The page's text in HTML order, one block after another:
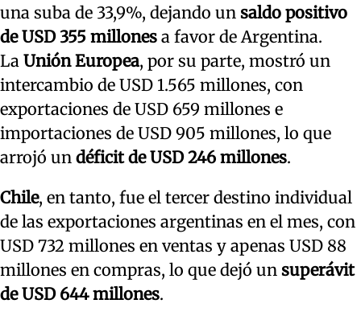
una suba de 33,9%, dejando un saldo positivo
de USD 355 millones a favor de Argentina.
La Unión Europea, por su parte, mostró un
intercambio de USD 1.565 millones, con
exportaciones de USD 659 millones e
importaciones de USD 905 millones, lo que
arrojó un déficit de USD 246 millones.
Chile, en tanto, fue el tercer destino individual
de las exportaciones argentinas en el mes, con
USD 732 millones en ventas y apenas USD 88
millones en compras, lo que dejó un superávit
de USD 644 millones.